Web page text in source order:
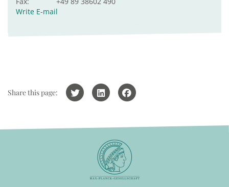
Write E-mail
Share this page: